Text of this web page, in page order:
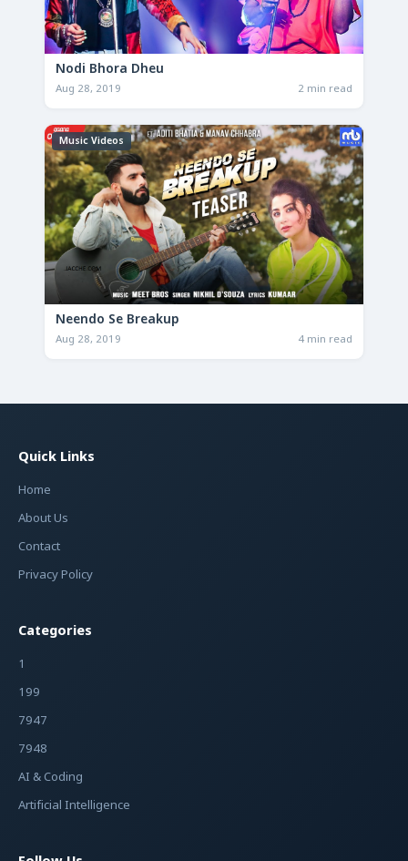
Nodi Bhora Dheu
Aug 28, 2019 2 min read
Music Videos
Neendo Se Breakup
Aug 28, 2019 4 min read
Quick Links
Home
About Us
Contact
Privacy Policy
Categories
1
199
7947
7948
AI & Coding
Artificial Intelligence